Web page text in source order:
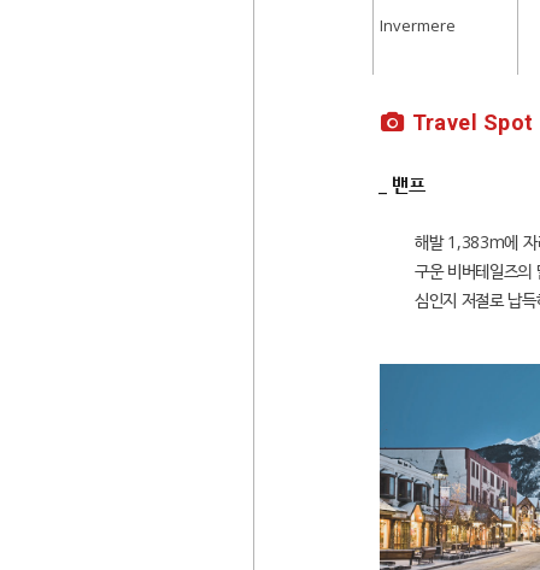
Invermere
Travel Spot
_ 밴프
해발 1,383m에 자
구운 비버테일즈의
심인지 저절로 납